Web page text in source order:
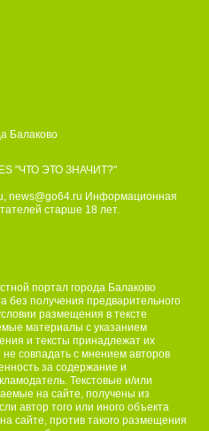
Балаково
"ЧТО ЭТО ЗНАЧИТ?"
, news@go64.ru Информационная
старше 18 лет.
портал города Балаково
без получения предварительного
размещения в тексте
материалы с указанием
и тексты принадлежат их
совпадать с мнением авторов
за содержание и
Текстовые и/или
на сайте, получены из
автор того или иного объекта
сайте, против такого размещения